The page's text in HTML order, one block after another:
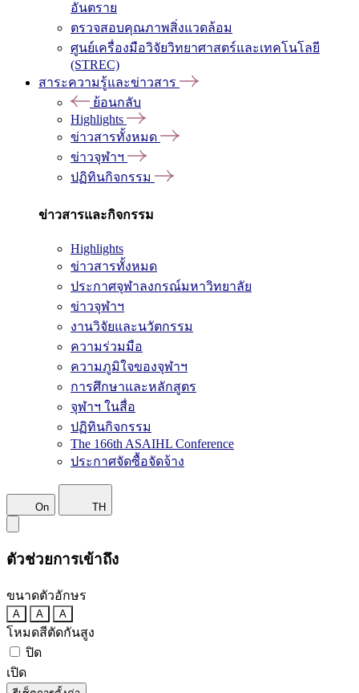
อันตราย
ตรวจสอบคุณภาพสิ่งแวดล้อม
ศูนย์เครื่องมือวิจัยวิทยาศาสตร์และเทคโนโลยี
(STREC)
สาระความรู้และข่าวสาร
ย้อนกลับ
Highlights
ข่าวสารทั้งหมด
ข่าวจุฬาฯ
ปฏิทินกิจกรรม
ข่าวสารและกิจกรรม
Highlights
ข่าวสารทั้งหมด
ประกาศจุฬาลงกรณ์มหาวิทยาลัย
ข่าวจุฬาฯ
งานวิจัยและนวัตกรรม
ความร่วมมือ
ความภูมิใจของจุฬาฯ
การศึกษาและหลักสูตร
จุฬาฯ ในสื่อ
ปฏิทินกิจกรรม
The 166th ASAIHL Conference
ประกาศจัดซื้อจัดจ้าง
On TH
ตัวช่วยการเข้าถึง
ขนาดตัวอักษร
A A A
โหมดสีตัดกันสูง
ปิด
เปิด